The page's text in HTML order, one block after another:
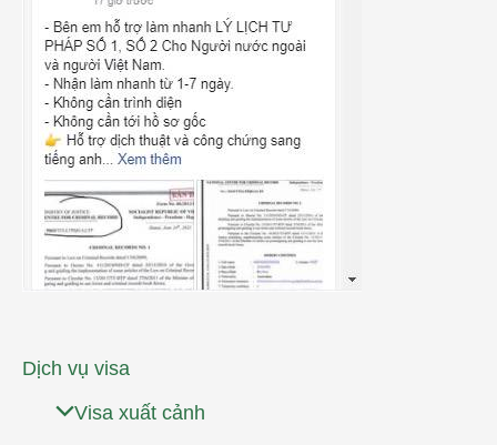
Dịch vụ visa
Visa xuất cảnh